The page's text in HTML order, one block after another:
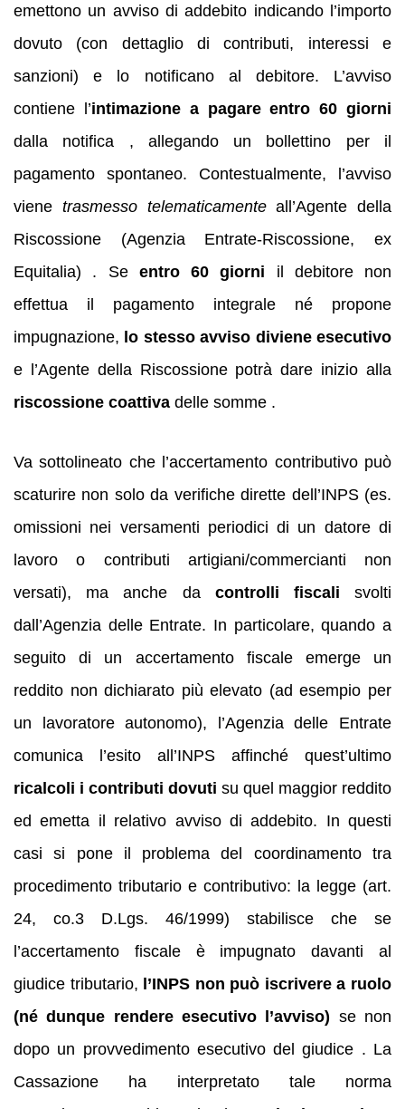
emettono un avviso di addebito indicando l’importo
dovuto (con dettaglio di contributi, interessi e
sanzioni) e lo notificano al debitore. L’avviso
contiene l’intimazione a pagare entro 60 giorni
dalla notifica , allegando un bollettino per il
pagamento spontaneo. Contestualmente, l’avviso
viene trasmesso telematicamenteall’Agente della
Riscossione (Agenzia Entrate-Riscossione, ex
Equitalia) . Se entro 60 giorni il debitore non
effettua il pagamento integrale né propone
impugnazione, lo stesso avviso diviene esecutivo
e l’Agente della Riscossione potrà dare inizio alla
riscossione coattiva delle somme .
Va sottolineato che l’accertamento contributivo può
scaturire non solo da verifiche dirette dell’INPS (es.
omissioni nei versamenti periodici di un datore di
lavoro o contributi artigiani/commercianti non
versati), ma anche da controlli fiscali svolti
dall’Agenzia delle Entrate. In particolare, quando a
seguito di un accertamento fiscale emerge un
reddito non dichiarato più elevato (ad esempio per
un lavoratore autonomo), l’Agenzia delle Entrate
comunica l’esito all’INPS affinché quest’ultimo
ricalcoli i contributi dovuti su quel maggior reddito
ed emetta il relativo avviso di addebito. In questi
casi si pone il problema del coordinamento tra
procedimento tributario e contributivo: la legge (art.
24, co.3 D.Lgs. 46/1999) stabilisce che se
l’accertamento fiscale è impugnato davanti al
giudice tributario, l’INPS non può iscrivere a ruolo
(né dunque rendere esecutivo l’avviso) se non
dopo un provvedimento esecutivo del giudice . La
Cassazione ha interpretato tale norma